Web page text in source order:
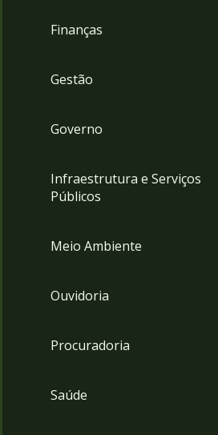
Finanças
Gestão
Governo
Infraestrutura e Serviços
Públicos
Meio Ambiente
Ouvidoria
Procuradoria
Saúde